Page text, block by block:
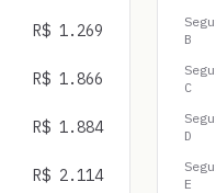
R$ 1.269
R$ 1.866
R$ 1.884
R$ 2.114
B
C
D
E